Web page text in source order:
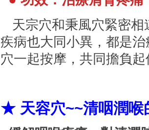
天宗穴和秉風穴緊密相
疾病也大同小異，都是
穴一起按摩，共同擔負
★ 天容穴~~清咽潤喉